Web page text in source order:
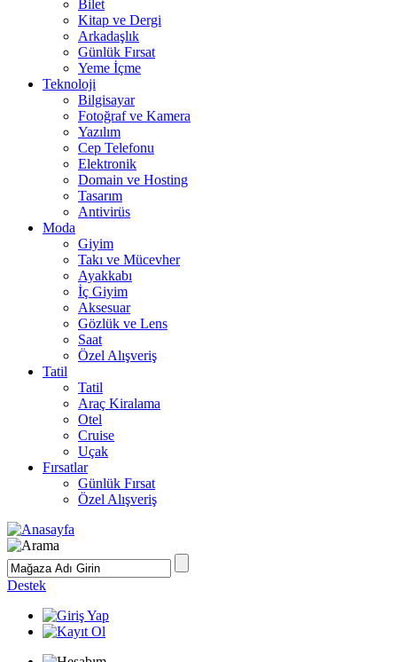
Bilet
Kitap ve Dergi
Arkadaşlık
Günlük Fırsat
Yeme İçme
Teknoloji
Bilgisayar
Fotoğraf ve Kamera
Yazılım
Cep Telefonu
Elektronik
Domain ve Hosting
Tasarım
Antivirüs
Moda
Giyim
Takı ve Mücevher
Ayakkabı
İç Giyim
Aksesuar
Gözlük ve Lens
Saat
Özel Alışveriş
Tatil
Tatil
Araç Kiralama
Otel
Cruise
Uçak
Fırsatlar
Günlük Fırsat
Özel Alışveriş
Destek